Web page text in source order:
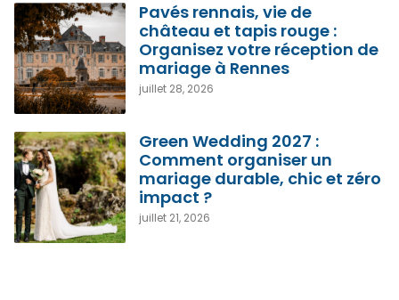
Pavés rennais, vie de
château et tapis rouge :
Organisez votre réception de
mariage à Rennes
juillet 28, 2026
Green Wedding 2027 :
Comment organiser un
mariage durable, chic et zéro
impact ?
juillet 21, 2026